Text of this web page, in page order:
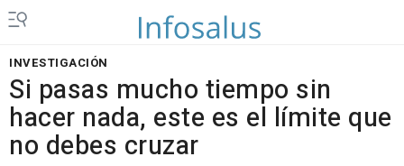
INVESTIGACIÓN
Si pasas mucho tiempo sin
hacer nada, este es el límite que
no debes cruzar